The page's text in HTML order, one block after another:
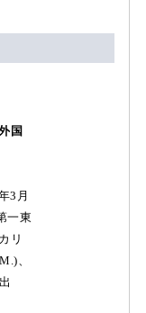
国
3月
一東
リ
、